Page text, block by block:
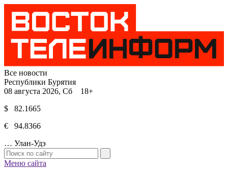
Все новости
Республики Бурятия
08 августа 2026, Сб 18+
$ 82.1665
€ 94.8366
… Улан-Удэ
Меню сайта